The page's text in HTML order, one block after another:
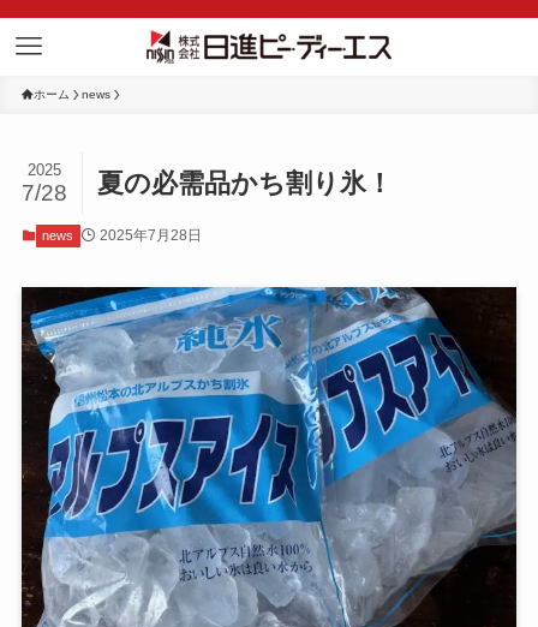
ホーム news
夏の必需品かち割り氷！
2025
7/28
news 2025年7月28日